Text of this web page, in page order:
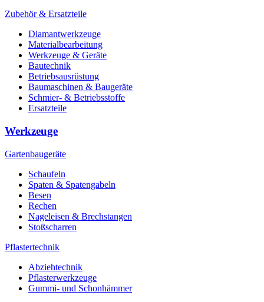
Zubehör & Ersatzteile
Diamantwerkzeuge
Materialbearbeitung
Werkzeuge & Geräte
Bautechnik
Betriebsausrüstung
Baumaschinen & Baugeräte
Schmier- & Betriebsstoffe
Ersatzteile
Werkzeuge
Gartenbaugeräte
Schaufeln
Spaten & Spatengabeln
Besen
Rechen
Nageleisen & Brechstangen
Stoßscharren
Pflastertechnik
Abziehtechnik
Pflasterwerkzeuge
Gummi- und Schonhämmer